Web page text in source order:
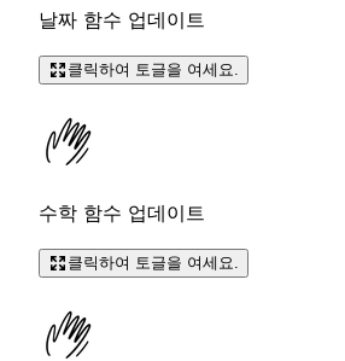
날짜 함수 업데이트
클릭하여 토글을 여세요.
수학 함수 업데이트
클릭하여 토글을 여세요.